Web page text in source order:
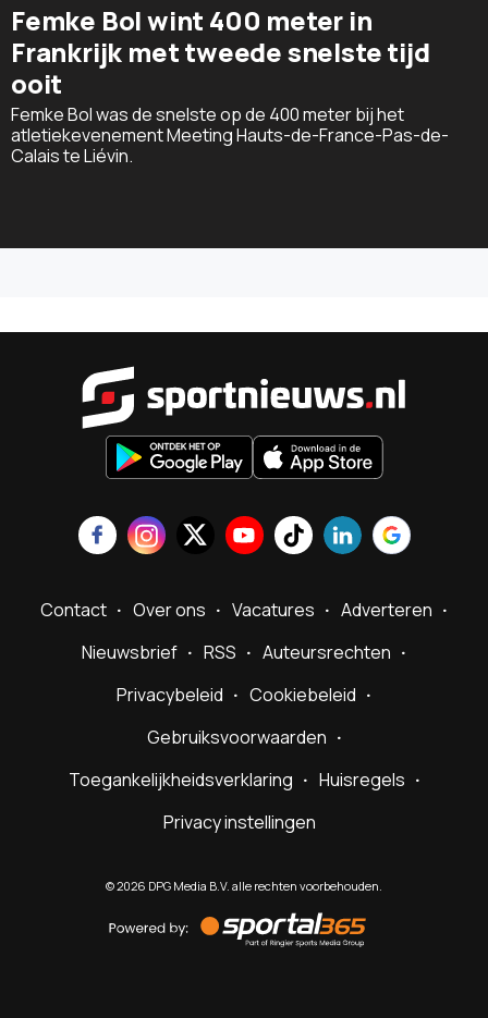
Femke Bol wint 400 meter in
Frankrijk met tweede snelste tijd
ooit
Femke Bol was de snelste op de 400 meter bij het
atletiekevenement Meeting Hauts-de-France-Pas-de-
Calais te Liévin.
Contact Over ons Vacatures
Adverteren
Nieuwsbrief
RSS
Auteursrechten
Privacybeleid
Cookiebeleid
Gebruiksvoorwaarden
Toegankelijkheidsverklaring
Huisregels
Privacy instellingen
©2026 DPG Media B.V. alle rechten voorbehouden.
by
Sportal365